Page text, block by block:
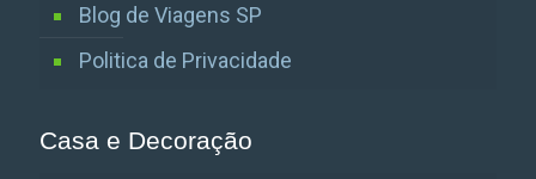
Blog de Viagens SP
Politica de Privacidade
Casa e Decoração